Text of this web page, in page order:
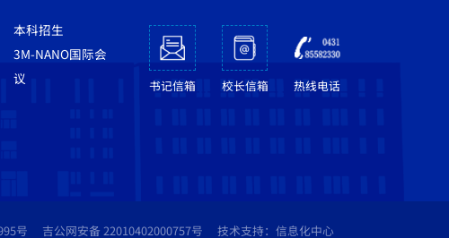
本科招生
3M-NANO国际会
议
书记信箱 校长信箱 热线电话
号 吉公网安备 22010402000757号 技术支持：信息化中心